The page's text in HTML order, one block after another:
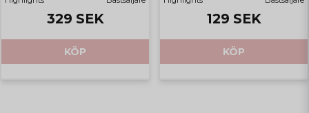
329 SEK
KÖP
129 SEK
KÖP